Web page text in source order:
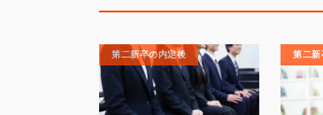
第二新卒の内定後 第二新